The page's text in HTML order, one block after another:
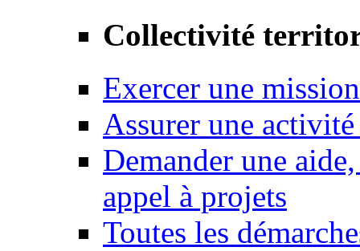
Collectivité
Exercer une mission
Assurer une
Demander une
appel à projets
Toutes les